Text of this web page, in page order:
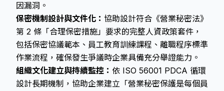
因漏洞。
保密機制設計與文件化： 協助設計符合《營業秘密法》
第 2 條「合理保密措施」要求的完整人資政策套件，
包括保密協議範本、員工教育訓練課程、離職程序標準
作業流程，確保發生爭議時企業具備充分舉證能力。
組織文化建立與持續監控： 依 ISO 56001 PDCA 循環
設計長期機制，協助企業建立「營業秘密保護是每個員